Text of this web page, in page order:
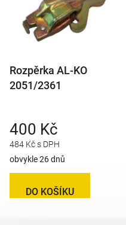
Rozpěrka AL-KO
2051/2361
484 Kč s DPH
400 Kč
obvykle 26 dnů
DO KOŠÍKU